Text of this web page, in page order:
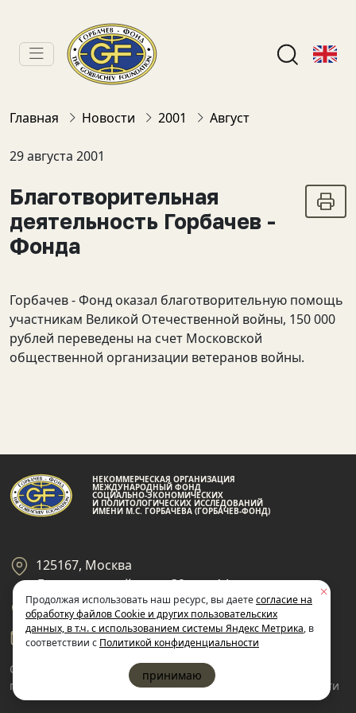
Главная Новости 2001 Август
29 августа 2001
Благотворительная
деятельность Горбачев -
Фонда
Горбачев - Фонд оказал благотворительную помощь
участникам Великой Отечественной войны, 150 000
рублей переведены на счет Московской
общественной организации ветеранов войны.
НЕКОММЕРЧЕСКАЯ ОРГАНИЗАЦИЯ
МЕЖДУНАРОДНЫЙ ФОНД
СОЦИАЛЬНО-ЭКОНОМИЧЕСКИХ
И ПОЛИТОЛОГИЧЕСКИХ ИССЛЕДОВАНИЙ
ИМЕНИ М.С. ГОРБАЧЕВА (ГОРБАЧЕВ-ФОНД)
125167, Москва
Ленинградский пр-кт 39, стр 14
+7 495 945-59-99
gf@gorby.ru
Cогласие на обработку
пользовательских данных
конфиденциальности
Продолжая использовать наш ресурс, вы даетесогласие на
обработку файлов Cookie и других пользовательских
данных, в т.ч. с использованием системы Яндекс Метрика, в
соответствии с Политикой конфиденциальности
принимаю